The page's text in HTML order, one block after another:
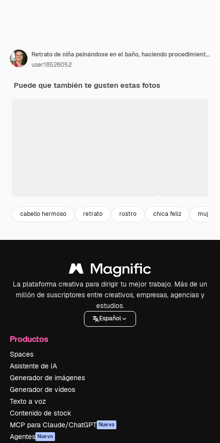
Retrato de niña peinándose en el baño, haciendo procedimientos de belleza matutinos por su cuenta mientras está de pie frente al espejo, vistiendo ropa de casa.
user18526052
Puede que también te gusten estas fotos
cabello hermoso retrato rostro chica feliz mujer
La plataforma creativa para dirigir tu mejor trabajo. Más de un
millón de suscriptores entre creativos, empresas, agencias y
estudios.
Español
Productos
Spaces
Asistente de IA
Generador de imágenes
Generador de vídeos
Texto a voz
Contenido de stock
MCP para Claude/ChatGPT Nuevo
Agentes Nuevo